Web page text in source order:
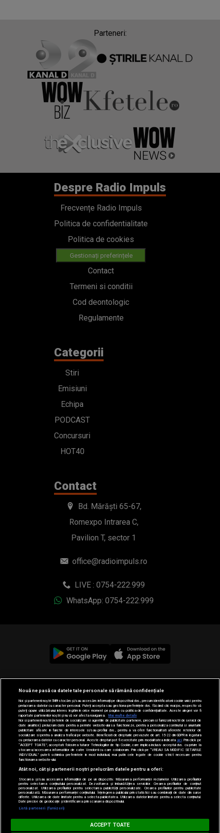
Parteneri:
Despre Radio Impuls
Frecvențe Radio Impuls
Politica de confidentialitate
Politica de cookies
Gestionați preferințele
Contact
Termeni si conditii
Cod deontologic
Regulamente
Categorii
Stiri
Emisiuni
Echipa
PODCAST
Concursuri
HOT40
Contact
Bd. Mărăști 65-67,
Romexpo Intrarea C,
Pavilion T, sector 1
office@radioimpuls.ro
LIVE : 0754-222.999
WhatsApp: 0754-222.999
© 2019-2026 DOGAN MEDIA INTERNATIONAL SA, Toate
drepturile rezervate.
Loading...BARĂ LA BARĂ
Nouă ne pasă ca datele tale personale să rămână confidențiale
Noi și partenerii noștri589stocăm și/sau accesăm informații pe dispozitivul dvs., precum identificatorii cookie unici pentru
prelucrarea datelor cu caracter personal. Puteți accepta sau gestiona preferințele dvs. făcând clic mai jos, respectiv vă
puteți opune utilizării unui interes legitim în orice moment pe pagina cu politica de confidențialitate. Aceste alegeri vor fi
raportate partenerilor noștri și nu vă vor afecta navigarea.
Mai multe detalii
Noi si partenerii nostri (retelele de socializare si agentiile de publicitate partenere, precum si furnizorii nostri de servicii de
date analitice) prelucram date pentru a permite website-ului sa functioneze, pentru a personaliza continutul si anunturile
publicitare afisate in functie de interesele si/sau profilul dvs., pentru a va oferi functionalitati aferente retelelor de
socializare si pentru a analiza traficul pe website. Beneficiati de drepturile prevazute de art. 15-22 din GDPR in legatura
cu prelucrarea datelor cu caracter personal. Aceste drepturi pot fi exercitate prin modalitatea indicataaici . Prin click pe
“ACCEPT TOATE”, acceptati folosirea tuturor Tehnologiilor de tip Cookie, care implica inclusiv acceptul dvs. cu privire la
stocarea/accesarea informatiilor de catre Vendor-ii cu care colaboram. Prin click pe “VREAU SA MODIFIC SETARILE
INDIVIDUAL” puteti schimba preferintele in mod individual, mai putin cele legate de cookie strict necesare pentru
functionarea website-ului.
Atât noi, cât și partenerii noștri prelucrăm datele pentru a oferi:
Stocarea și/sau accesarea informațiilor de pe un dispozitiv. Măsurarea performanței reclamelor. Utilizarea profilurilor
pentru selectarea conținutului personalizat. Dezvoltarea și îmbunătățirea serviciilor. Crearea profilurilor de conținut
personalizat. Utilizarea profilurilor pentru selectarea publicității personalizate. Crearea profilurilor pentru publicitate
personalizată. Măsurarea performanței conținutului. Înțelegerea publicului prin statistici sau combinații de date din surse
diferite. Utilizarea de date limitate pentru a selecta publicitatea. Utilizarea datelor limitate pentru a selecta conținutul.
Date precise de geolocație și identificarea prin scanarea dispozitivului.
Listă parteneri (furnizori)
ACCEPT TOATE